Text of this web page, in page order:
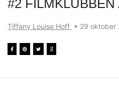
#2 FILMKLUBBEN
Tiffany Louise Hoff • 29 oktober